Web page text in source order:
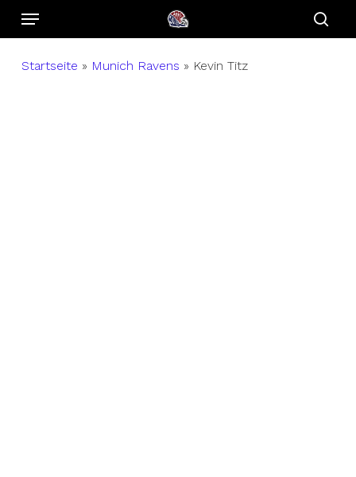
SkipMenu
Startseite » Munich Ravens » Kevin Titz